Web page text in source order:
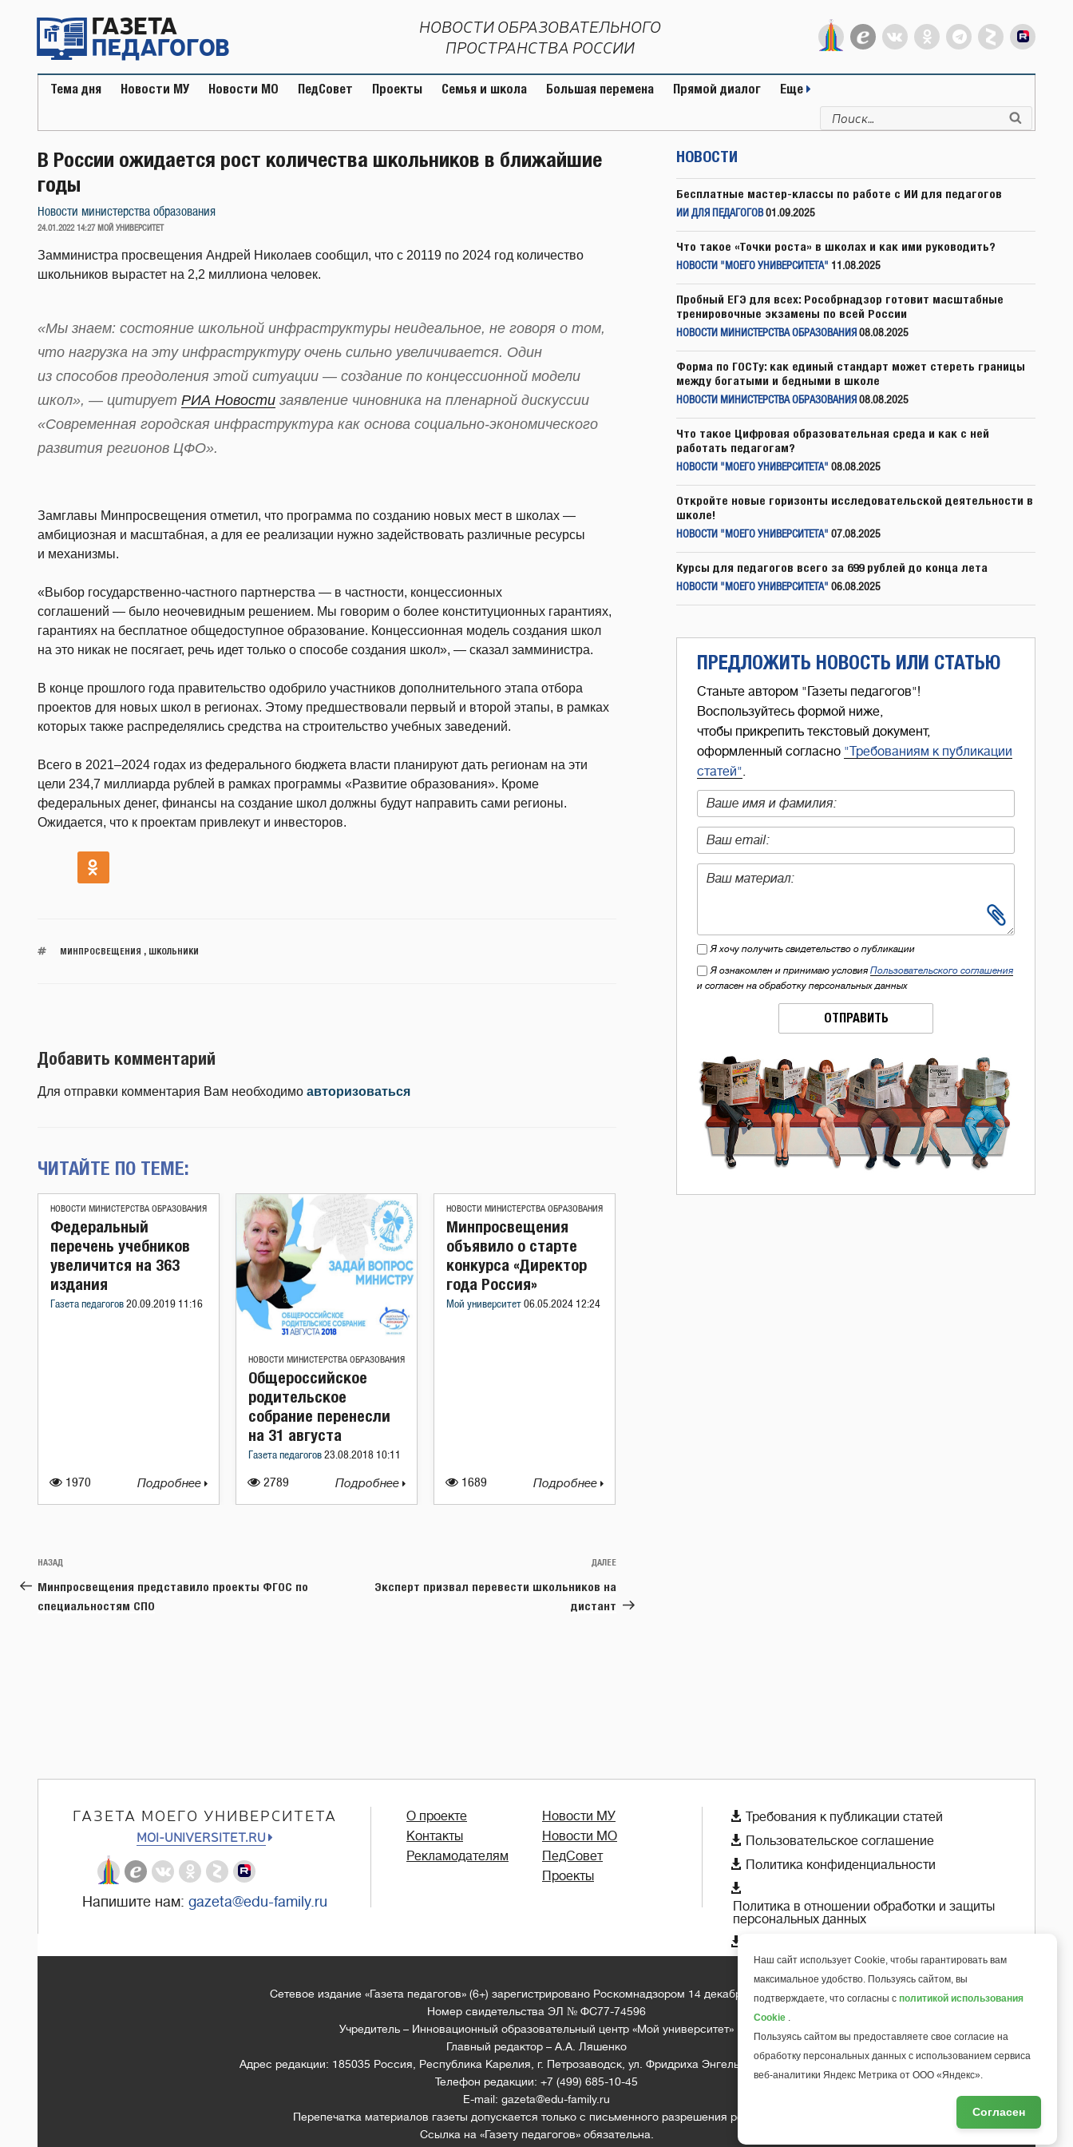
содержимому
НОВОСТИ ОБРАЗОВАТЕЛЬНОГО
ПРОСТРАНСТВА РОССИИ
Тема дня Новости МУ Новости МО ПедСовет Проекты Семья и школа Большая перемена Прямой диалог Еще
Искать:
В России ожидается рост количества школьников в ближайшие
годы
Новости министерства образования
ОПУБЛИКОВАНО
24.01.2022 14:27 МОЙ УНИВЕРСИТЕТ
Замминистра просвещения Андрей Николаев сообщил, что с 20119 по 2024 год количество
школьников вырастет на 2,2 миллиона человек.
«Мы знаем: состояние школьной инфраструктуры неидеальное, не говоря о том,
что нагрузка на эту инфраструктуру очень сильно увеличивается. Один
из способов преодоления этой ситуации — создание по концессионной модели
школ», — цитирует РИА Новости заявление чиновника на пленарной дискуссии
«Современная городская инфраструктура как основа социально-экономического
развития регионов ЦФО».
Замглавы Минпросвещения отметил, что программа по созданию новых мест в школах —
амбициозная и масштабная, а для ее реализации нужно задействовать различные ресурсы
и механизмы.
«Выбор государственно-частного партнерства — в частности, концессионных
соглашений — было неочевидным решением. Мы говорим о более конституционных гарантиях,
гарантиях на бесплатное общедоступное образование. Концессионная модель создания школ
на это никак не посягает, речь идет только о способе создания школ», — сказал замминистра.
В конце прошлого года правительство одобрило участников дополнительного этапа отбора
проектов для новых школ в регионах. Этому предшествовали первый и второй этапы, в рамках
которых также распределялись средства на строительство учебных заведений.
Всего в 2021–2024 годах из федерального бюджета власти планируют дать регионам на эти
цели 234,7 миллиарда рублей в рамках программы «Развитие образования». Кроме
федеральных денег, финансы на создание школ должны будут направить сами регионы.
Ожидается, что к проектам привлекут и инвесторов.
МИНПРОСВЕЩЕНИЯ , ШКОЛЬНИКИ
Добавить комментарий
Для отправки комментария Вам необходимо авторизоваться
ЧИТАЙТЕ ПО ТЕМЕ:
НОВОСТИ МИНИСТЕРСТВА ОБРАЗОВАНИЯ
1970
Федеральный
перечень учебников
увеличится на 363
издания
Газета педагогов 20.09.2019 11:16
Подробнее
НОВОСТИ МИНИСТЕРСТВА ОБРАЗОВАНИЯ
2789
Общероссийское
родительское
собрание перенесли
на 31 августа
Газета педагогов 23.08.2018 10:11
Подробнее
НОВОСТИ МИНИСТЕРСТВА ОБРАЗОВАНИЯ
1689
Минпросвещения
объявило о старте
конкурса «Директор
года Россия»
Мой университет 06.05.2024 12:24
Подробнее
Навигация
по
записям
Предыдущая
запись:
НАЗАД
Минпросвещения представило проекты ФГОС по
специальностям СПО
Следующая
ДАЛЕЕ
Эксперт призвал перевести школьников на
дистант
НОВОСТИ
Бесплатные мастер-классы по работе с ИИ для педагогов
ИИ ДЛЯ ПЕДАГОГОВ 01.09.2025
Что такое «Точки роста» в школах и как ими руководить?
НОВОСТИ "МОЕГО УНИВЕРСИТЕТА" 11.08.2025
Пробный ЕГЭ для всех: Рособрнадзор готовит масштабные
тренировочные экзамены по всей России
НОВОСТИ МИНИСТЕРСТВА ОБРАЗОВАНИЯ 08.08.2025
Форма по ГОСТу: как единый стандарт может стереть границы
между богатыми и бедными в школе
НОВОСТИ МИНИСТЕРСТВА ОБРАЗОВАНИЯ 08.08.2025
Что такое Цифровая образовательная среда и как с ней
работать педагогам?
НОВОСТИ "МОЕГО УНИВЕРСИТЕТА" 08.08.2025
Откройте новые горизонты исследовательской деятельности в
школе!
НОВОСТИ "МОЕГО УНИВЕРСИТЕТА" 07.08.2025
Курсы для педагогов всего за 699 рублей до конца лета
НОВОСТИ "МОЕГО УНИВЕРСИТЕТА" 06.08.2025
ПРЕДЛОЖИТЬ НОВОСТЬ ИЛИ СТАТЬЮ
Станьте автором "Газеты педагогов"!
Воспользуйтесь формой ниже,
чтобы прикрепить текстовый документ,
оформленный согласно "Требованиям к публикации
статей".
Я хочу получить свидетельство о публикации
Я ознакомлен и принимаю условия Пользовательского соглашения
и согласен на обработку персональных данных
ОТПРАВИТЬ
ГАЗЕТА МОЕГО УНИВЕРСИТЕТА
MOI-UNIVERSITET.RU
Напишите нам: gazeta@edu-family.ru
О проекте
Контакты
Рекламодателям
Новости МУ
Новости МО
ПедСовет
Проекты
 Требования к публикации статей
 Пользовательское соглашение
 Политика конфиденциальности

Политика в отношении обработки и защиты
персональных данных

Сетевое издание «Газета педагогов» (6+) зарегистрировано Роскомнадзором 14 декабря 2018 года
Номер свидетельства ЭЛ № ФС77-74596
Учредитель – Инновационный образовательный центр «Мой университет»
Главный редактор – А.А. Ляшенко
Адрес редакции: 185035 Россия, Республика Карелия, г. Петрозаводск, ул. Фридриха Энгельса д.10, офис 211
Телефон редакции: +7 (499) 685-10-45
E-mail: gazeta@edu-family.ru
Перепечатка материалов газеты допускается только c письменного разрешения редакции
Ссылка на «Газету педагогов» обязательна.
6+
Наш сайт использует Cookie, чтобы гарантировать вам
максимальное удобство. Пользуясь сайтом, вы
подтверждаете, что согласны с политикой использования
Cookie .
Пользуясь сайтом вы предоставляете свое согласие на
обработку персональных данных с использованием сервиса
веб-аналитики Яндекс Метрика от ООО «Яндекс».
Согласен